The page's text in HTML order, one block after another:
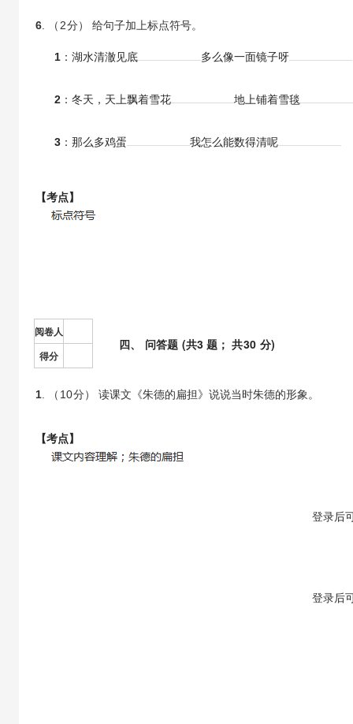
6 . （ 2分） 给句子加上标点符号。
1 ：湖水清澈见底 多么像一面镜子呀
2 ：冬天，天上飘着雪花 地上铺着雪毯
3 ：那么多鸡蛋 我怎么能数得清呢
【考点】
阅卷人
得分
四、 问答题 (共3 题； 共30 分)
1 . （ 10分） 读课文《朱德的扁担》说说当时朱德的形象。
【考点】
登录后
登录后